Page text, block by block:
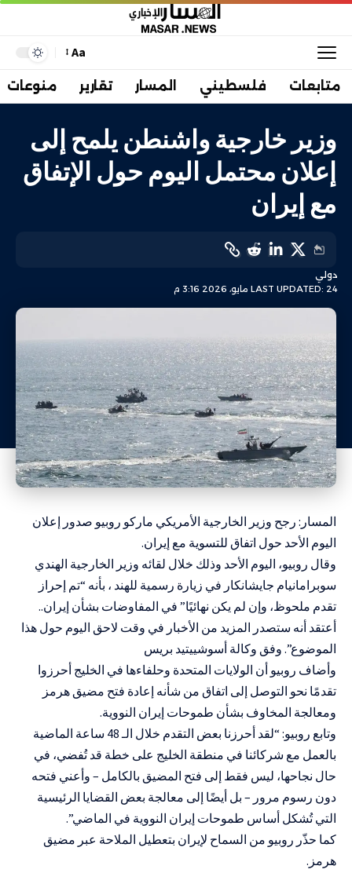
Aa
متابعات فلسطيني المسار تقارير منوعات
وزير خارجية واشنطن يلمح إلى
إعلان محتمل اليوم حول الإتفاق
مع إيران
LAST UPDATED: 24 مايو، 2026 3:16 م
دولي
المسار: رجح وزير الخارجية الأمريكي ماركو روبيو صدور إعلان
اليوم الأحد حول اتفاق للتسوية مع إيران.
وقال روبيو، اليوم الأحد وذلك خلال لقائه وزير الخارجية الهندي
سوبرامانيام جايشانكار في زيارة رسمية للهند ، بأنه “تم إحراز
تقدم ملحوظ، وإن لم يكن نهائيًا” في المفاوضات بشأن إيران..
أعتقد أنه ستصدر المزيد من الأخبار في وقت لاحق اليوم حول هذا
الموضوع”. وفق وكالة أسوشييتيد بريس
وأضاف روبيو أن الولايات المتحدة وحلفاءها في الخليج أحرزوا
تقدمًا نحو التوصل إلى اتفاق من شأنه إعادة فتح مضيق هرمز
ومعالجة المخاوف بشأن طموحات إيران النووية.
وتابع روبيو: “لقد أحرزنا بعض التقدم خلال الـ 48 ساعة الماضية
بالعمل مع شركائنا في منطقة الخليج على خطة قد تُفضي، في
حال نجاحها، ليس فقط إلى فتح المضيق بالكامل – وأعني فتحه
دون رسوم مرور – بل أيضًا إلى معالجة بعض القضايا الرئيسية
التي تُشكل أساس طموحات إيران النووية في الماضي”.
كما حذّر روبيو من السماح لإيران بتعطيل الملاحة عبر مضيق
هرمز.